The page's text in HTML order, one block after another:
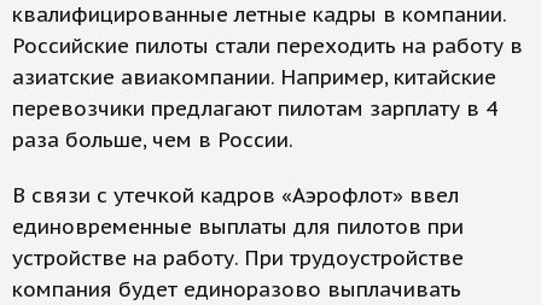
квалифицированные летные кадры в компании.
Российские пилоты стали переходить на работу в
азиатские авиакомпании. Например, китайские
перевозчики предлагают пилотам зарплату в 4
раза больше, чем в России.
В связи с утечкой кадров «Аэрофлот» ввел
единовременные выплаты для пилотов при
устройстве на работу. При трудоустройстве
компания будет единоразово выплачивать